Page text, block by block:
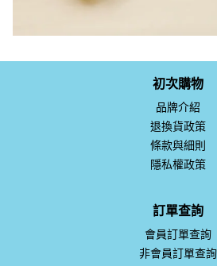
初次購物
品牌介紹
退換貨政策
條款與細則
隱私權政策
訂單查詢
會員訂單查詢
非會員訂單查詢